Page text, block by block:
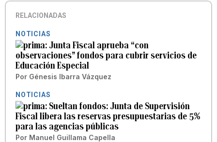
RELACIONADAS
NOTICIAS
Junta Fiscal aprueba “con
observaciones” fondos para cubrir servicios de
Educación Especial
Por Génesis Ibarra Vázquez
NOTICIAS
Sueltan fondos: Junta de Supervisión
Fiscal libera las reservas presupuestarias de 5%
para las agencias públicas
Por Manuel Guillama Capella